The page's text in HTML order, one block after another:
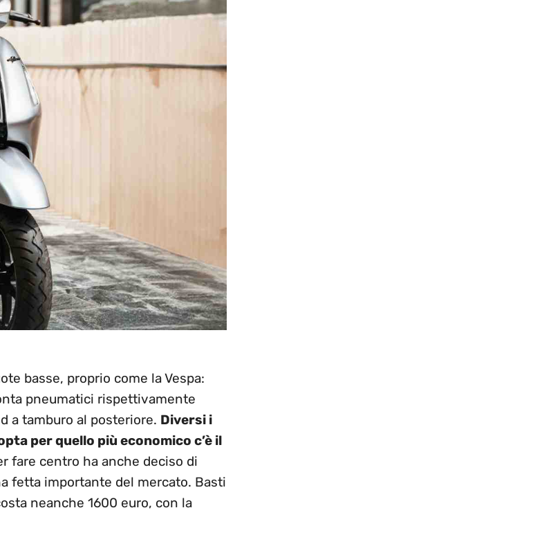
basse, proprio come la Vespa:
pneumatici rispettivamente
a tamburo al posteriore. Diversi i
per quello più economico c’è il
fare centro ha anche deciso di
fetta importante del mercato. Basti
neanche 1600 euro, con la